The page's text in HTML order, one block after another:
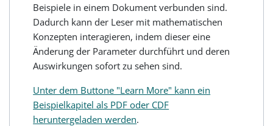
Beispiele in einem Dokument verbunden sind.
Dadurch kann der Leser mit mathematischen
Konzepten interagieren, indem dieser eine
Änderung der Parameter durchführt und deren
Auswirkungen sofort zu sehen sind.
Unter dem Buttone "Learn More" kann ein
Beispielkapitel als PDF oder CDF
heruntergeladen werden.